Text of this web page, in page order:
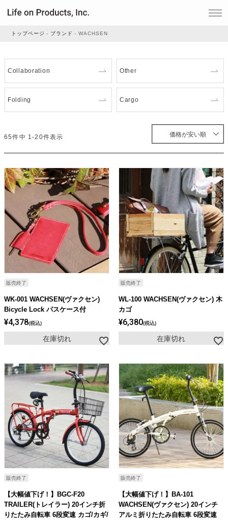
デジタル雑貨
ライト・シーリングファン
アクセサリー・消耗品
アウトレット
トップページ ブランド WACHSEN
Collaboration Other
Folding Cargo
価格が安い順
65件中 1-20件表示
販売終了
WK-001 WACHSEN(ヴァクセン)
Bicycle Lock パスケース付
¥4,378 税込
在庫切れ
販売終了
WL-100 WACHSEN(ヴァクセン) 木
カゴ
¥6,380 税込
在庫切れ
販売終了
【大幅値下げ！】BGC-F20
TRAILER(トレイラー) 20インチ折
りたたみ自転車 6段変速 カゴ/カギ/
販売終了
【大幅値下げ！】BA-101
WACHSEN(ヴァクセン) 20インチ
アルミ折りたたみ自転車 6段変速